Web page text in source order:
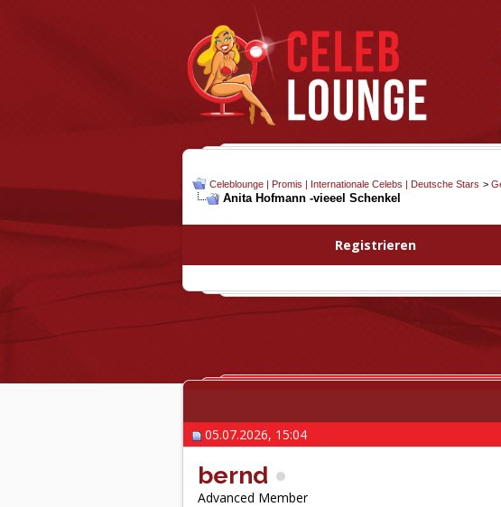
Celeblounge | Promis | Internationale Celebs | Deutsche Stars >
Anita Hofmann -vieeel Schenkel
Registrieren
05.07.2026, 15:04
bernd
Advanced Member